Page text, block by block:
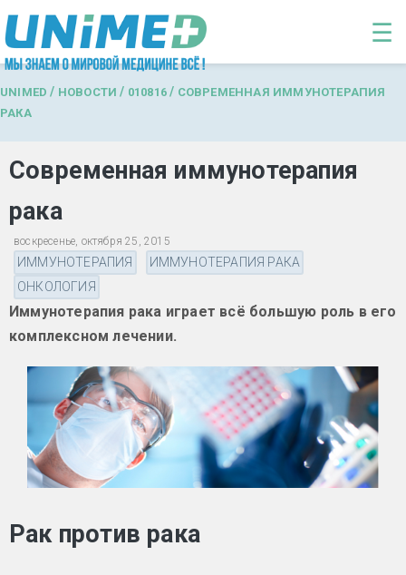
Перейти к основному содержанию
☰
UNIMED / НОВОСТИ / 010816 / СОВРЕМЕННАЯ ИММУНОТЕРАПИЯ
РАКА
Современная иммунотерапия
рака
воскресенье, октября 25, 2015
ИММУНОТЕРАПИЯ
ИММУНОТЕРАПИЯ РАКА
ОНКОЛОГИЯ
Иммунотерапия рака играет всё большую роль в его
комплексном лечении.
Рак против рака